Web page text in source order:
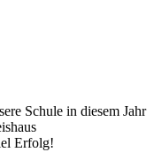
Schule in diesem Jahr
Erfolg!